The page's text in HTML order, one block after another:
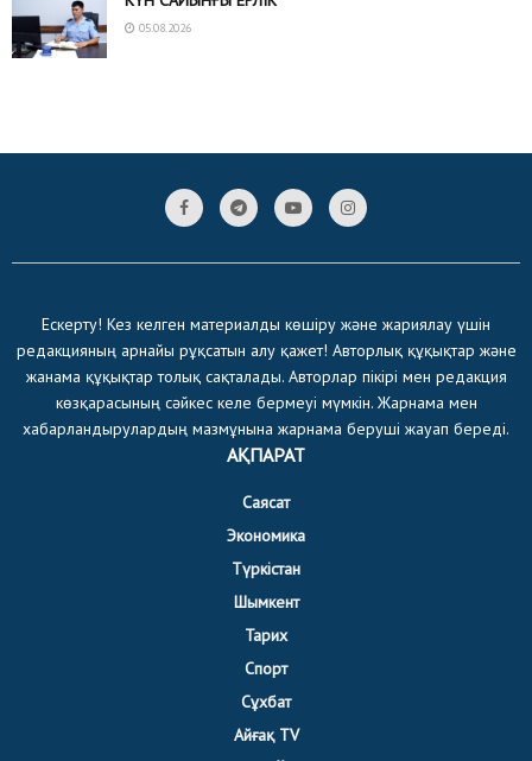
05.08.2026
Ескерту! Кез келген материалды көшіру және жариялау үшін
редакцияның арнайы рұқсатын алу қажет! Авторлық құқықтар және
жанама құқықтар толық сақталады. Авторлар пікірі мен редакция
көзқарасының сәйкес келе бермеуі мүмкін. Жарнама мен
хабарландырулардың мазмұнына жарнама беруші жауап береді.
АҚПАРАТ
Саясат
Экономика
Түркістан
Шымкент
Тарих
Спорт
Сұхбат
Айғақ TV